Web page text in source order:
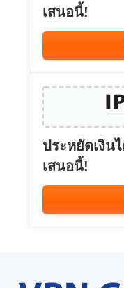
เสนอนี้!
ประหยัดเงิน
เสนอนี้!